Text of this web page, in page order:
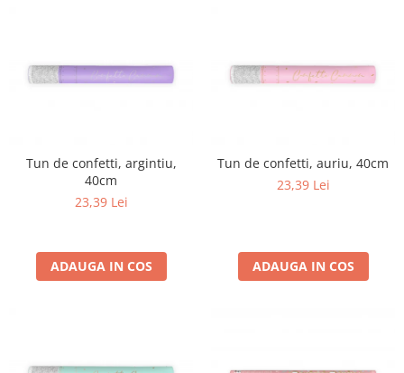
Tun de confetti, argintiu,
40cm
23,39 Lei
ADAUGA IN COS
Tun de confetti, auriu, 40cm
23,39 Lei
ADAUGA IN COS